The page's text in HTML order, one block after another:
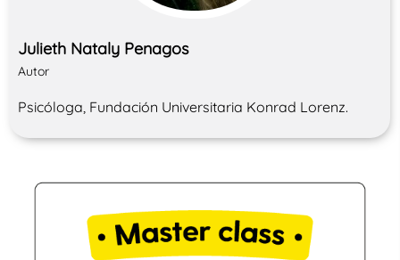
Julieth Nataly Penagos
Autor
Psicóloga, Fundación Universitaria Konrad Lorenz.